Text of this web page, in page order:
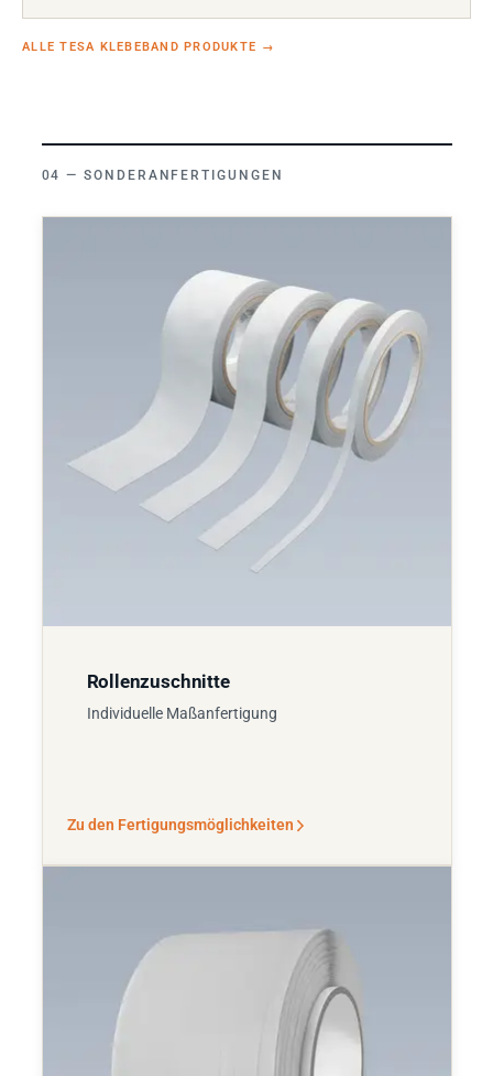
ALLE TESA KLEBEBAND PRODUKTE →
SONDERANFERTIGUNGEN
Rollenzuschnitte
Individuelle Maßanfertigung
Zu den Fertigungsmöglichkeiten